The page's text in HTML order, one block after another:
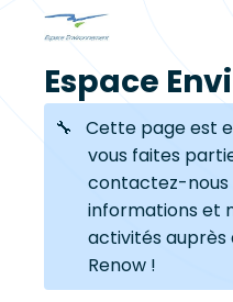
Espace
🔧 Cette page est
vous faites
contactez-nous
informations et
activités
Renow !